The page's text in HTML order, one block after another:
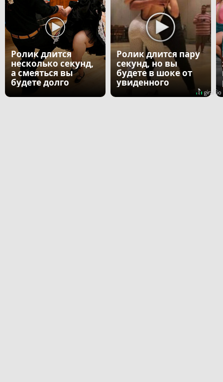
Ролик длится
несколько секунд,
а смеяться вы
будете долго
Ролик длится пару
секунд, но вы
будете в шоке от
увиденного